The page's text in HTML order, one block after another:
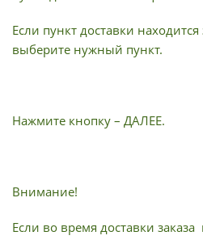
Если пункт доставки
выберите нужный пункт.
Нажмите кнопку – ДАЛЕЕ.
Внимание!
Если во время доставки